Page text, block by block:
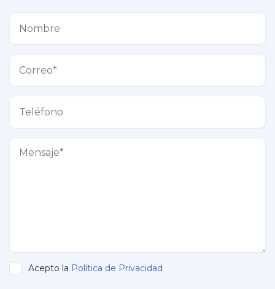
Acepto la Política de Privacidad